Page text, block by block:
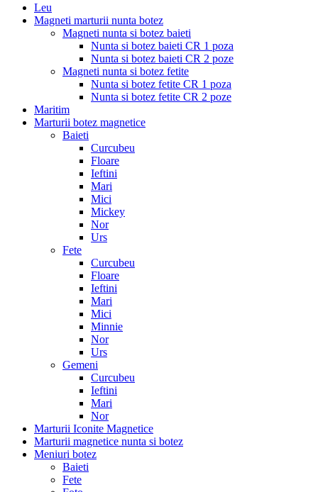
Leu
Magneti marturii nunta botez
Magneti nunta si botez baieti
Nunta si botez baieti CR 1 poza
Nunta si botez baieti CR 2 poze
Magneti nunta si botez fetite
Nunta si botez fetite CR 1 poza
Nunta si botez fetite CR 2 poze
Maritim
Marturii botez magnetice
Baieti
Curcubeu
Floare
Ieftini
Mari
Mici
Mickey
Nor
Urs
Fete
Curcubeu
Floare
Ieftini
Mari
Mici
Minnie
Nor
Urs
Gemeni
Curcubeu
Ieftini
Mari
Nor
Marturii Iconite Magnetice
Marturii magnetice nunta si botez
Meniuri botez
Baieti
Fete